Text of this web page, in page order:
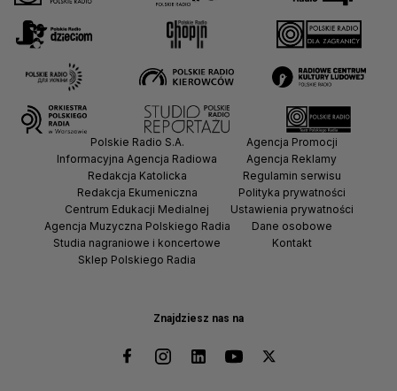
Znajdziesz nas na
Polskie Radio S.A.
Informacyjna Agencja Radiowa
Redakcja Katolicka
Redakcja Ekumeniczna
Centrum Edukacji Medialnej
Agencja Muzyczna Polskiego Radia
Studia nagraniowe i koncertowe
Sklep Polskiego Radia
Agencja Promocji
Agencja Reklamy
Regulamin serwisu
Polityka prywatności
Ustawienia prywatności
Dane osobowe
Kontakt